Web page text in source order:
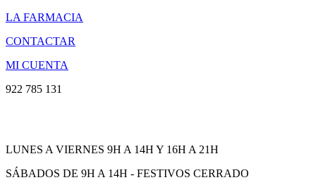
LA FARMACIA
CONTACTAR
MI CUENTA
922 785 131
LUNES A VIERNES 9H A 14H Y 16H A 21H
SÁBADOS DE 9H A 14H - FESTIVOS CERRADO